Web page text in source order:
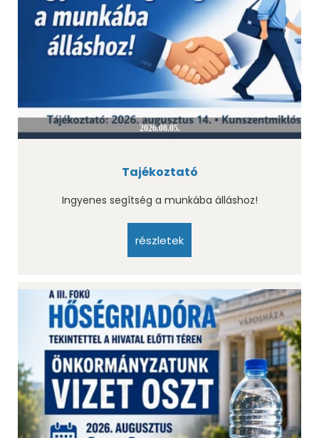
2026.08.05.
Tajékoztató
Ingyenes segítség a munkába álláshoz!
részletek